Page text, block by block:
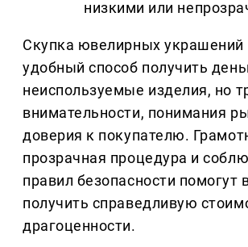
низкими или
Скупка ювелирных украшений
удобный способ получить
неиспользуемые изделия, но
внимательности, понимания
доверия к покупателю.
прозрачная процедура и
правил безопасности помогут
получить справедливую
драгоценности.